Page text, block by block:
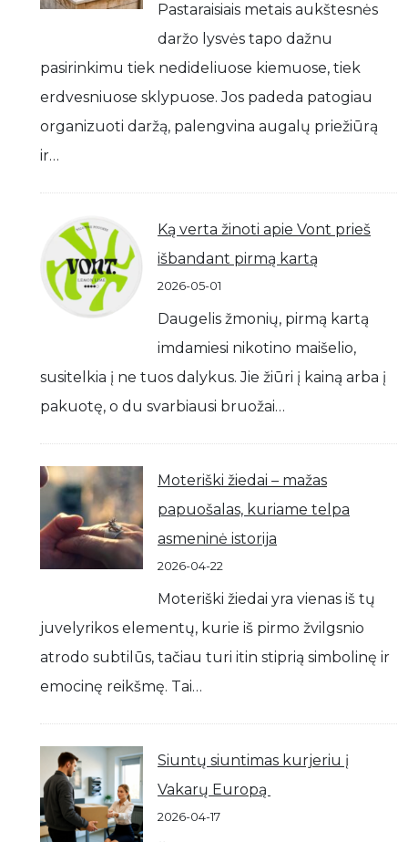
Pastaraisiais metais aukštesnės
daržo lysvės tapo dažnu
pasirinkimu tiek nedideliuose kiemuose, tiek
erdvesniuose sklypuose. Jos padeda patogiau
organizuoti daržą, palengvina augalų priežiūrą
ir…
Ką verta žinoti apie Vont prieš
išbandant pirmą kartą
2026-05-01
Daugelis žmonių, pirmą kartą
imdamiesi nikotino maišelio,
susitelkia į ne tuos dalykus. Jie žiūri į kainą arba į
pakuotę, o du svarbiausi bruožai…
Moteriški žiedai – mažas
papuošalas, kuriame telpa
asmeninė istorija
2026-04-22
Moteriški žiedai yra vienas iš tų
juvelyrikos elementų, kurie iš pirmo žvilgsnio
atrodo subtilūs, tačiau turi itin stiprią simbolinę ir
emocinę reikšmę. Tai…
Siuntų siuntimas kurjeriu į
Vakarų Europą
2026-04-17